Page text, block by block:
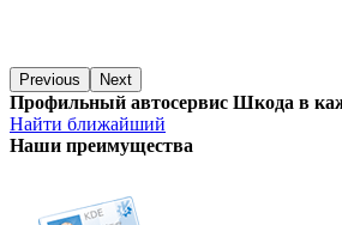
Previous Next
Профильный автосервис Шкода в
Найти ближайший
Наши преимущества